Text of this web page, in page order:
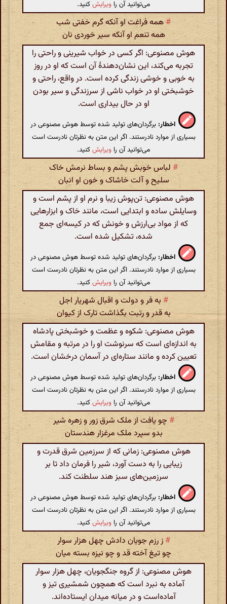
می‌توانید آن را ویرایشکنید.
#همه فراغت او آنکه گرم خفتی شب
همه تنعم او آنکه سیر خوردی نان
هوش مصنوعی: اگر کسی در خواب شیرینی و راحتی را
تجربه می‌کند، این نشان‌دهندهٔ آن است که او در روز
به خوبی و خوشی زندگی کرده است. در واقع، راحتی و
خوشبختی او در خواب ناشی از سرزندگی و سیر بودن
او در حال بیداری است.
اخطار: برگردان‌های تولید شده توسط هوش مصنوعی در
بسیاری از موارد نادرستند. اگر این متن به نظرتان نادرست است
می‌توانید آن را ویرایشکنید.
# لباس خوبش پشم و بساط نرمش خاک
سلیح و آلت خاشاک و خون او انبان
هوش مصنوعی: تن‌پوش زیبا و نرم او از پشم است و
وسایلش ساده و ابتدایی است، مانند خاک و ابزارهایی
که از مواد بی‌ارزش و خونش که در کیسه‌ای جمع
شده، تشکیل شده است.
اخطار: برگردان‌های تولید شده توسط هوش مصنوعی در
بسیاری از موارد نادرستند. اگر این متن به نظرتان نادرست است
می‌توانید آن را ویرایشکنید.
# به فر و دولت و اقبال شهریار اجل
به قدر و رتبت بگذاشت تارک از کیوان
هوش مصنوعی: شکوه و عظمت و خوشبختی پادشاه
به اندازه‌ای است که سرنوشت او را در مرتبه و مقامش
تعیین کرده و مانند ستاره‌ای در آسمان درخشان است.
اخطار: برگردان‌های تولید شده توسط هوش مصنوعی در
بسیاری از موارد نادرستند. اگر این متن به نظرتان نادرست است
می‌توانید آن را ویرایشکنید.
# چو یافت از ملک شرق زور و زهره شیر
بدو سپرد ملک مرغزار هندستان
هوش مصنوعی: زمانی که از سرزمین شرق قدرت و
زیبایی را به دست آورد، شیر را فرمان داد تا بر
سرزمین‌های سبز هند سلطنت کند.
اخطار: برگردان‌های تولید شده توسط هوش مصنوعی در
بسیاری از موارد نادرستند. اگر این متن به نظرتان نادرست است
می‌توانید آن را ویرایشکنید.
# ز رزم جویان دادش چهل هزار سوار
چو تیغ آخته قد و چو نیزه بسته میان
هوش مصنوعی: از گروه جنگجویان، چهل هزار سوار
آماده به نبرد است که همچون شمشیری تیز و
آماده‌است و در میانه میدان ایستاده‌اند.